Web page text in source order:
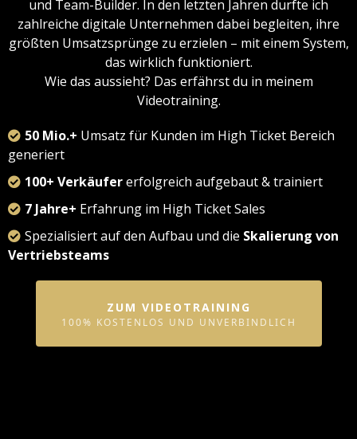
und Team-Builder. In den letzten Jahren durfte ich
zahlreiche digitale Unternehmen dabei begleiten, ihre
größten Umsatzsprünge zu erzielen – mit einem System,
das wirklich funktioniert.
Wie das aussieht? Das erfährst du in meinem
Videotraining.
50 Mio.+ Umsatz für Kunden im High Ticket Bereich
generiert
100+ Verkäufererfolgreich aufgebaut & trainiert
7 Jahre+ Erfahrung im High Ticket Sales
Spezialisiert auf den Aufbau und die Skalierung von
Vertriebsteams
ZUM VIDEOTRAINING
100% KOSTENLOS UND UNVERBINDLICH